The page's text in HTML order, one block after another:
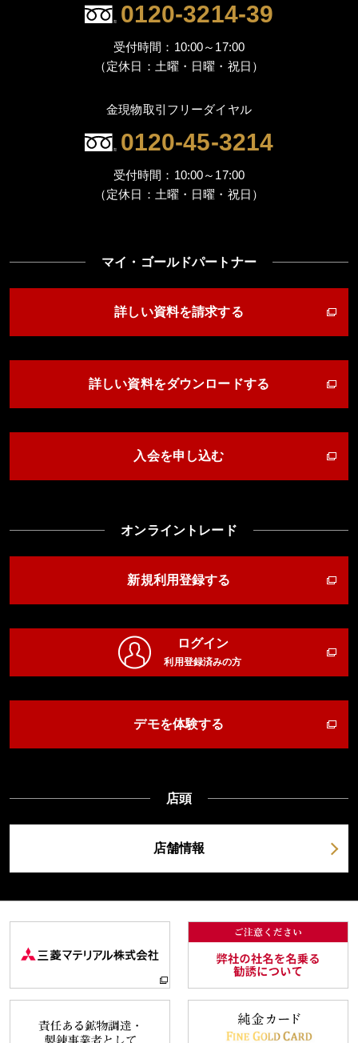
0120-3214-39
受付時間：10:00～17:00
（定休日：土曜・日曜・祝日）
金現物取引フリーダイヤル
0120-45-3214
受付時間：10:00～17:00
（定休日：土曜・日曜・祝日）
マイ・ゴールドパートナー
詳しい資料を請求する
詳しい資料をダウンロードする
入会を申し込む
オンライントレード
新規利用登録する
ログイン
利用登録済みの方
デモを体験する
店頭
店舗情報